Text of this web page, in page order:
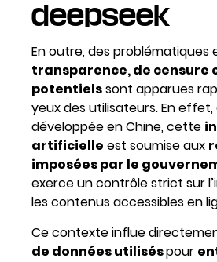
deepseek
En outre, des problématiques
transparence, de censure
potentielssont apparues
yeux des utilisateurs. En
développée en Chine, cette
artificielle est soumise aux
imposées par le
exerce un contrôle strict sur
les contenus accessibles en
Ce contexte influe
de données utiliséspour